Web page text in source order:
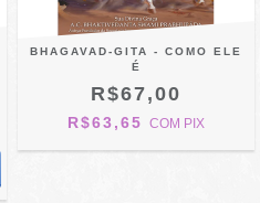
BHAGAVAD-GITA - COMO ELE
É
R$67,00
R$63,65 COM PIX